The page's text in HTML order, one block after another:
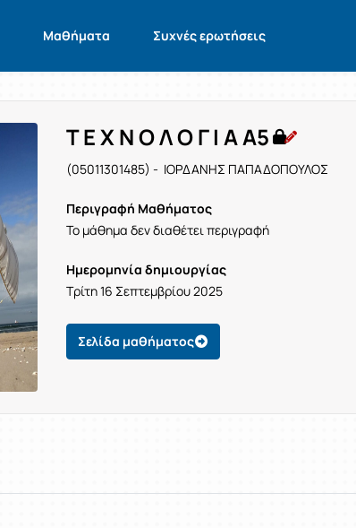
Μαθήματα Συχνές ερωτήσεις
Τ Ε Χ Ν Ο Λ Ο Γ Ι Α Α5
(05011301485) - ΙΟΡΔΑΝΗΣ ΠΑΠΑΔΟΠΟΥΛΟΣ
Περιγραφή Μαθήματος
Το μάθημα δεν διαθέτει περιγραφή
Ημερομηνία δημιουργίας
Τρίτη 16 Σεπτεμβρίου 2025
Σελίδα μαθήματος